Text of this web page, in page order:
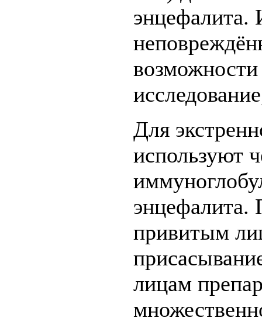
энцефалита.
Для
используют
энцефалита.
привитым
лицам